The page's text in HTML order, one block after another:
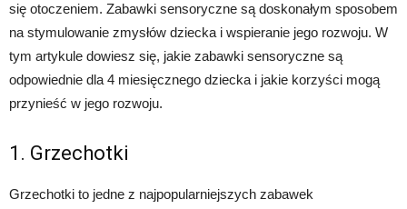
się otoczeniem. Zabawki sensoryczne są doskonałym sposobem
na stymulowanie zmysłów dziecka i wspieranie jego rozwoju. W
tym artykule dowiesz się, jakie zabawki sensoryczne są
odpowiednie dla 4 miesięcznego dziecka i jakie korzyści mogą
przynieść w jego rozwoju.
1. Grzechotki
Grzechotki to jedne z najpopularniejszych zabawek